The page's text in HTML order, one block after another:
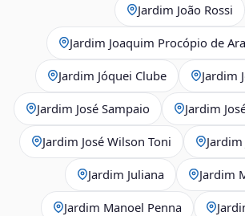
Jardim João Rossi
Jardim Joaquim Procópio de
Jardim Jóquei Clube Jardim
Jardim José Sampaio Jardim
Jardim José Wilson Toni
Jardim Juliana Jardim
Jardim Manoel Penna